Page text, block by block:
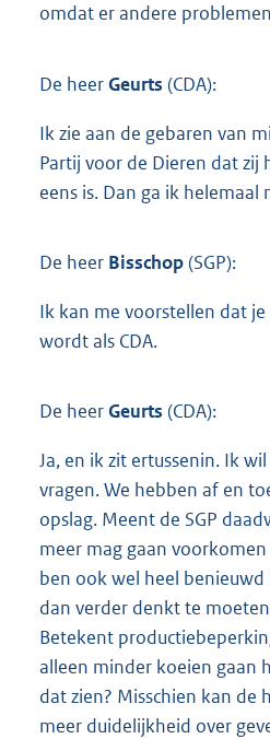
omdat er andere
De heerGeurts (CDA):
Ik zie aan de gebaren van
Partij voor de Dieren dat zij
eens is. Dan ga ik helemaal
De heer Bisschop(SGP):
Ik kan me voorstellen dat
wordt als CDA.
De heerGeurts (CDA):
Ja, en ik zit ertussenin. Ik
vragen. We hebben af en
opslag. Meent de SGP
meer mag gaan
ben ook wel heel benieuwd
dan verder denkt te
Betekent
alleen minder koeien gaan
dat zien? Misschien kan de
meer duidelijkheid over